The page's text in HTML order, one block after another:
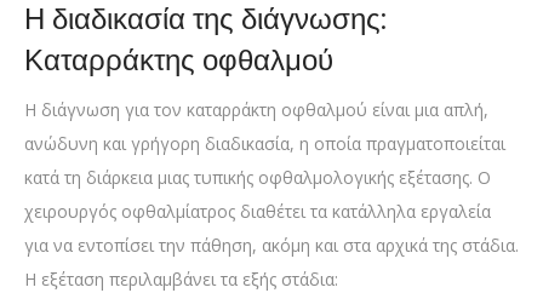
Η διαδικασία της διάγνωσης:
Καταρράκτης οφθαλμού
Η διάγνωση για τον καταρράκτη οφθαλμού είναι μια απλή,
ανώδυνη και γρήγορη διαδικασία, η οποία πραγματοποιείται
κατά τη διάρκεια μιας τυπικής οφθαλμολογικής εξέτασης. Ο
χειρουργός οφθαλμίατρος διαθέτει τα κατάλληλα εργαλεία
για να εντοπίσει την πάθηση, ακόμη και στα αρχικά της στάδια.
Η εξέταση περιλαμβάνει τα εξής στάδια: